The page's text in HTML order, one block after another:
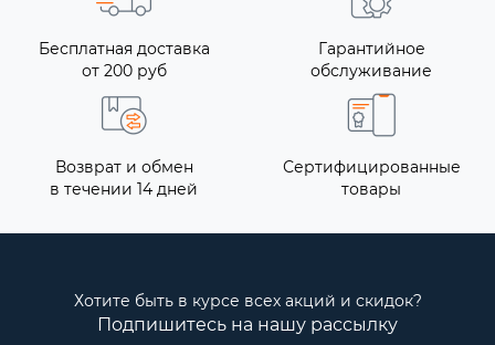
Бесплатная доставка
от 200 руб
Гарантийное
обслуживание
Возврат и обмен
в течении 14 дней
Сертифицированные
товары
Хотите быть в курсе всех акций и скидок?
Подпишитесь на нашу рассылку